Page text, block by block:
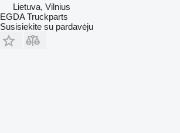
Lietuva, Vilnius
EGDA Truckparts
Susisiekite su pardavėju